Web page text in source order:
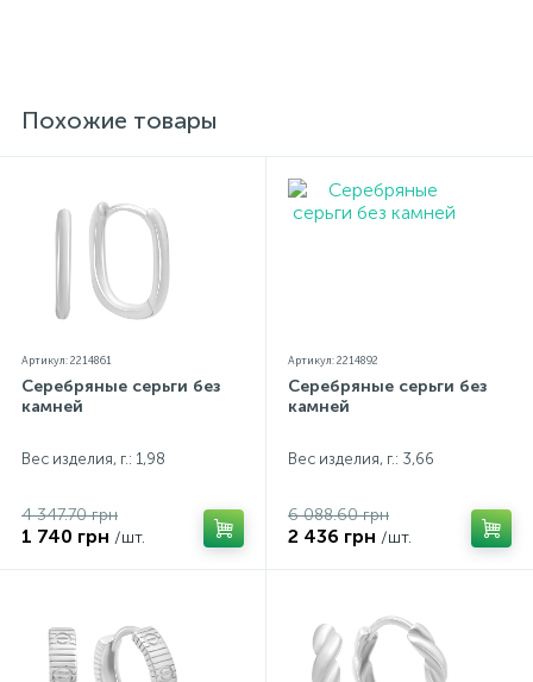
прилагаются бирка с указанием всех
параметров.*Цвета изделий на сайте могут
особенностей цветопередачи экрана
Похожие товары
Артикул: 2214861
Серебряные серьги без
камней
Вес изделия, г.: 1,98
4 347.70 грн
1 740 грн /шт.
Артикул: 2214892
Серебряные серьги без
камней
Вес изделия, г.: 3,66
6 088.60 грн
2 436 грн /шт.